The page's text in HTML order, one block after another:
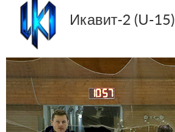
Икавит-2 (U-15)